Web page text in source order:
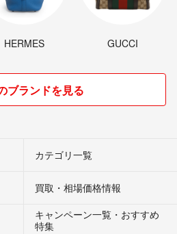
HERMES GUCCI
ブランドを見る
カテゴリ一覧
買取・相場価格情報
キャンペーン一覧・おすすめ
特集